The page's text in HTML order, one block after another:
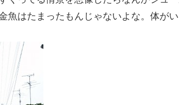
魚はたまったもんじゃないよな。体が